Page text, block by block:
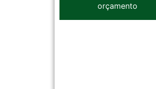
orçamento